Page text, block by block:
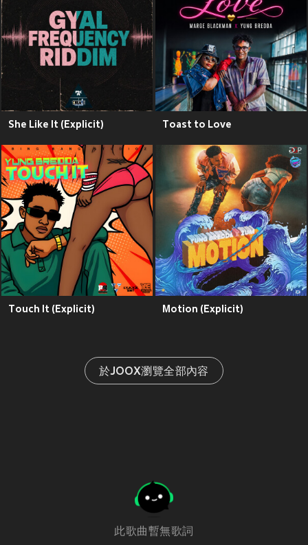
She Like It (Explicit) Toast to Love
Touch It (Explicit) Motion (Explicit)
於JOOX瀏覽全部內容
此歌曲暫無歌詞